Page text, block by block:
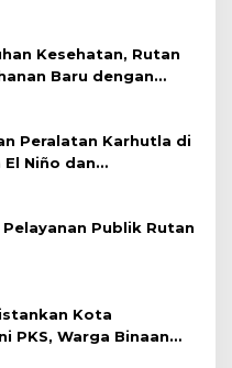
Kesehatan, Rutan
Narkoba
Peralatan Karhutla di
Publik Rutan
Kota
Ayam Petelur
Pangan, Kanwil